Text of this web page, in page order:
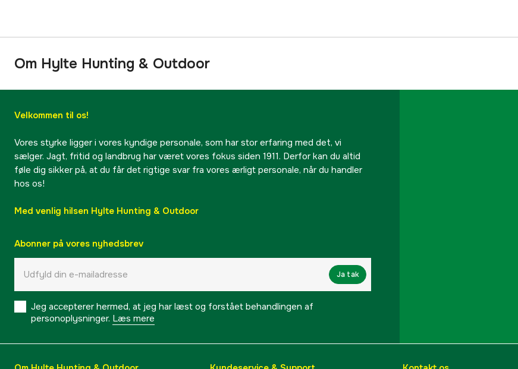
Om Hylte Hunting & Outdoor
Velkommen til os!
Vores styrke ligger i vores kyndige personale, som har stor erfaring med det, vi
sælger. Jagt, fritid og landbrug har været vores fokus siden 1911. Derfor kan du altid
føle dig sikker på, at du får det rigtige svar fra vores ærligt personale, når du handler
hos os!
Med venlig hilsen Hylte Hunting & Outdoor
Abonner på vores nyhedsbrev
Ja tak
Jeg accepterer hermed, at jeg har læst og forstået behandlingen af ​​
personoplysninger. Læs mere